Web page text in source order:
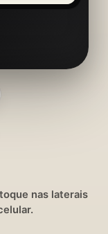
nas laterais